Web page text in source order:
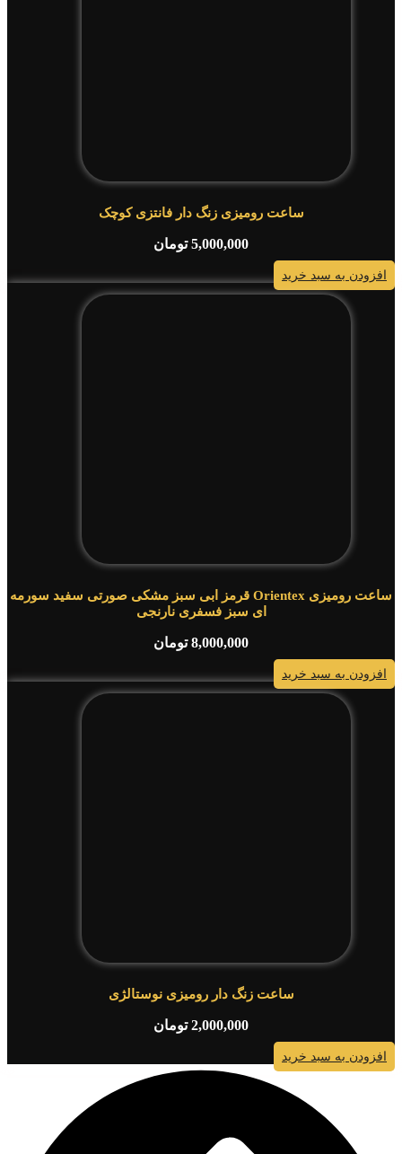
ساعت رومیزی زنگ دار فانتزی کوچک
5,000,000 تومان
افزودن به سبد خرید
ساعت رومیزی Orientex قرمز ابی سبز مشکی صورتی سفید سورمه
ای سبز فسفری نارنجی
8,000,000 تومان
افزودن به سبد خرید
ساعت زنگ دار رومیزی نوستالژی
2,000,000 تومان
افزودن به سبد خرید